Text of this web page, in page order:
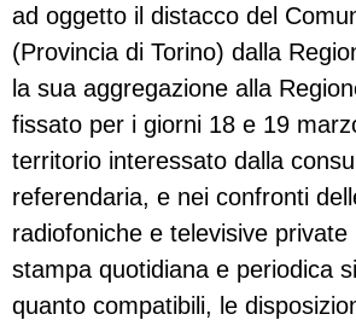
ad oggetto il distacco del
(Provincia di Torino) dalla
la sua aggregazione alla
fissato per i giorni 18 e 19
territorio interessato dalla
referendaria, e nei confronti
radiofoniche e televisive private
stampa quotidiana e periodica
quanto compatibili, le